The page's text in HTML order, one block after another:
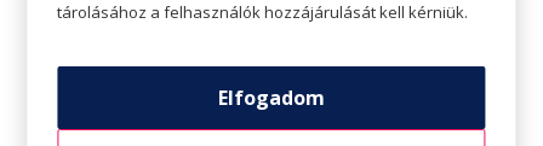
4. Fáradtság, fogínyvérzés, étvágytalanság
A C-vitaminra és annak pótlására sokan
odafigyelünk, hiszen pontosan tudjuk, milyen
tárolásához a felhasználók hozzájárulását kell kérniük.
Elfogadom